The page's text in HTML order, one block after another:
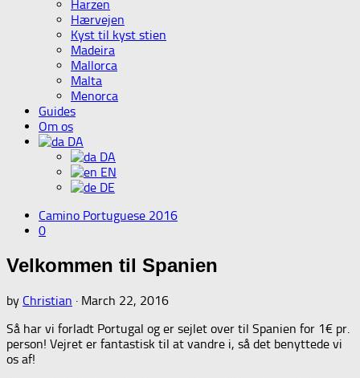
Harzen
Hærvejen
Kyst til kyst stien
Madeira
Mallorca
Malta
Menorca
Guides
Om os
DA
DA
EN
DE
Camino Portuguese 2016
0
Velkommen til Spanien
by Christian · March 22, 2016
Så har vi forladt Portugal og er sejlet over til Spanien for 1€ pr.
person! Vejret er fantastisk til at vandre i, så det benyttede vi
os af!